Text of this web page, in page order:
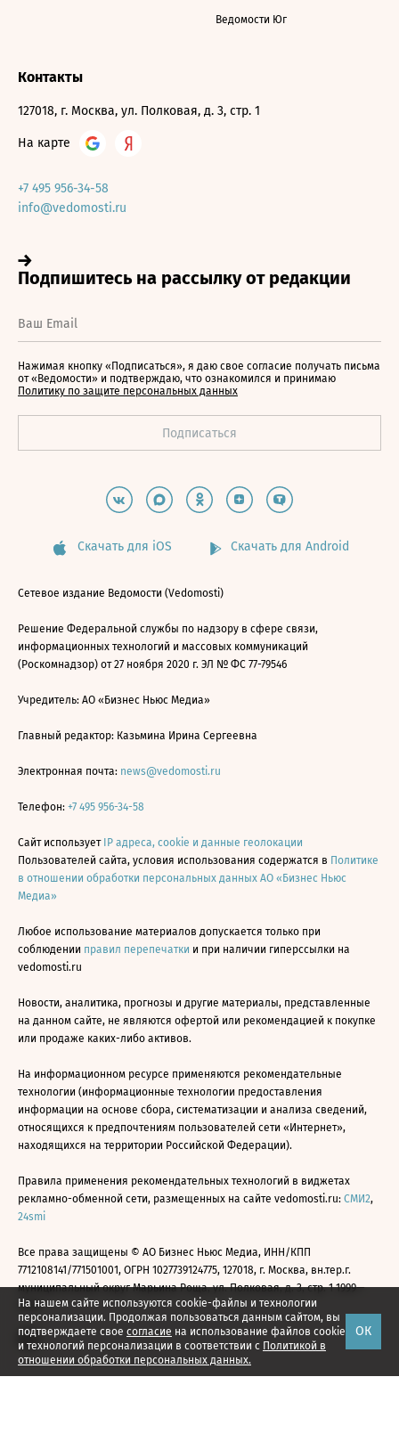
На нашем сайте используются cookie-файлы и технологии
персонализации. Продолжая пользоваться данным сайтом, вы
подтверждаете свое согласие на использование файлов cookie
и технологий персонализации в соответствии с Политикой в
отношении обработки персональных данных.
ОК
Ведомости Юг
Контакты
127018, г. Москва, ул. Полковая, д. 3, стр. 1
На карте
+7 495 956-34-58
info@vedomosti.ru
Нажимая кнопку «Подписаться», я даю свое согласие получать письма
от «Ведомости» и подтверждаю, что ознакомился и принимаю
Политику по защите персональных данных
Скачать для iOS Скачать для Android
Сетевое издание Ведомости (Vedomosti)
Решение Федеральной службы по надзору в сфере связи,
информационных технологий и массовых коммуникаций
(Роскомнадзор) от 27 ноября 2020 г. ЭЛ № ФС 77-79546
Учредитель: АО «Бизнес Ньюс Медиа»
Главный редактор: Казьмина Ирина Сергеевна
Электронная почта: news@vedomosti.ru
Телефон: +7 495 956-34-58
Сайт использует IP адреса, cookie и данные геолокации
Пользователей сайта, условия использования содержатся в Политике
в отношении обработки персональных данных АО «Бизнес Ньюс
Медиа»
Любое использование материалов допускается только при
соблюдении правил перепечатки и при наличии гиперссылки на
vedomosti.ru
Новости, аналитика, прогнозы и другие материалы, представленные
на данном сайте, не являются офертой или рекомендацией к покупке
или продаже каких-либо активов.
На информационном ресурсе применяются рекомендательные
технологии (информационные технологии предоставления
информации на основе сбора, систематизации и анализа сведений,
относящихся к предпочтениям пользователей сети «Интернет»,
находящихся на территории Российской Федерации).
Правила применения рекомендательных технологий в виджетах
рекламно-обменной сети, размещенных на сайте vedomosti.ru: СМИ2,
24smi
Все права защищены © АО Бизнес Ньюс Медиа, ИНН/КПП
7712108141/771501001, ОГРН 1027739124775, 127018, г. Москва, вн.тер.г.
муниципальный округ Марьина Роща, ул. Полковая, д. 3, стр. 1 1999—
2026